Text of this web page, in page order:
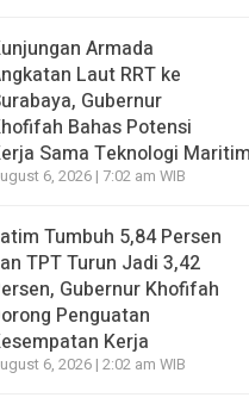
Armada
Laut RRT ke
Gubernur
Bahas Potensi
Sama Teknologi Maritim
6, 2026 | 7:02 am WIB
Tumbuh 5,84 Persen
TPT Turun Jadi 3,42
Gubernur Khofifah
Penguatan
Kerja
6, 2026 | 2:02 am WIB